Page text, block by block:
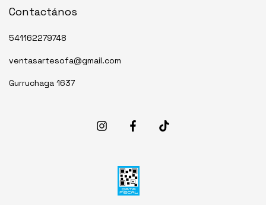
Contactános
541162279748
ventasartesofa@gmail.com
Gurruchaga 1637